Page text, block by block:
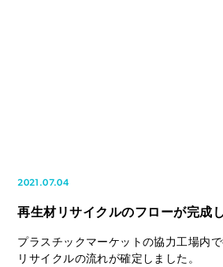
2021.07.04
再生材リサイクルのフローが完成
プラスチックマーケットの協力工場内
リサイクルの流れが確定しました。